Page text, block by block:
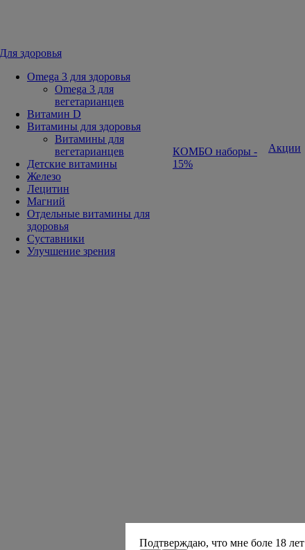
Для здоровья
Omega 3 для здоровья
Omega 3 для
вегетарианцев
Витамин D
Витамины для здоровья
Витамины для
вегетарианцев
Детские витамины
Железо
Лецитин
Магний
Отдельные витамины для
здоровья
Суставники
Улучшение зрения
КОМБО наборы -
15%
Акции
Подтверждаю, что мне боле 18 лет